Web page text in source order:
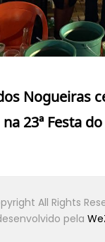
Nogueiras
23ª Festa
All Rights
pela